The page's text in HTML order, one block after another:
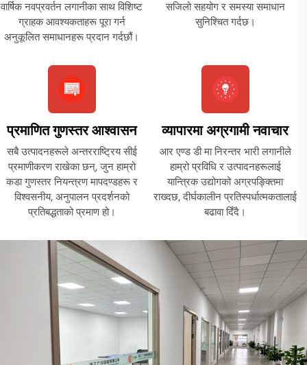
वार्षिक नवप्रवर्तन लगानीका साथ विशिष्ट
ग्राहक आवश्यकताहरू पूरा गर्न
अनुकूलित समाधानहरू प्रदान गर्दछौं।
सजिलो सहयोग र समस्या समाधान
सुनिश्चित गर्दछ।
प्रमाणित गुणस्तर आश्वासन
सबै उत्पादनहरूले अन्तरराष्ट्रिय सीई
प्रमाणीकरण राखेका छन्, जुन हाम्रो
कडा गुणस्तर नियन्त्रण मापदण्डहरू र
विश्वसनीय, अनुपालन प्रदर्शनको
प्रतिबद्धताको प्रमाण हो।
व्यापारमा अग्रगामी नवाचार
आर एण्ड डी मा निरन्तर भारी लगानीले
हाम्रो प्रविधि र उत्पादनहरूलाई
यान्त्रिक उद्योगको अग्रपङ्क्तिमा
राख्दछ, दीर्घकालीन प्रतिस्पर्धात्मकतालाई
बढावा दिँदै।